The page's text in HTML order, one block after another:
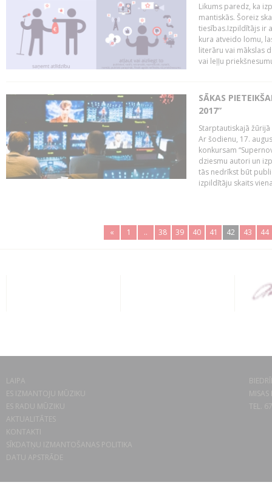
Likums paredz, ka
mantiskās. Šoreiz
tiesības.Izpildītājs ir
kura atveido lomu,
literāru vai mākslas
vai leļļu
SĀKAS
2017”
Starptautiskajā
Ar šodienu, 17.
konkursam
dziesmu autori un
tās nedrīkst būt
izpildītāju skaits
« 1 .. 38 39 40 41 42 43 44
LAIPA
ES IZMANTOJU MŪZIKU
ES RADU MŪZIKU
AKTUALITĀTES
KONTAKTI
SĪKDATŅU IZMANTOŠANAS POLITIKA
DATU APSTRĀDE
TEL.